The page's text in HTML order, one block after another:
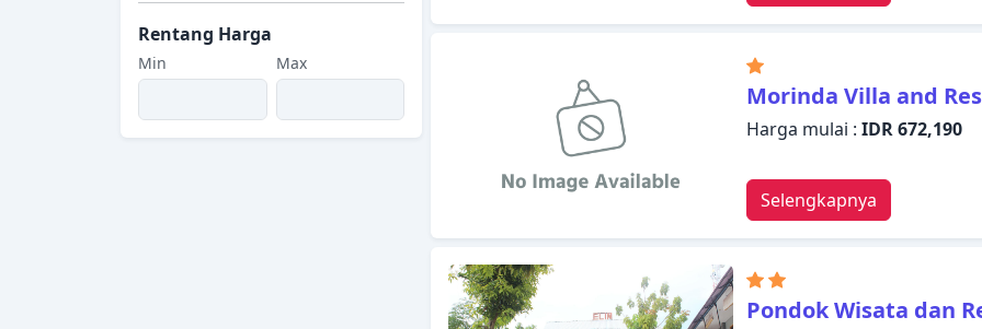
Rentang Harga
Min Max
Morinda Villa and
Harga mulai :IDR 672,190
Selengkapnya
Pondok Wisata dan